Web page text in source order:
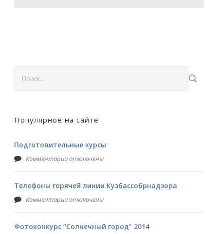
Популярное на сайте
Подготовительные курсы
Комментарии отключены
Телефоны горячей линии Кузбассобрнадзора
Комментарии отключены
Фотоконкурс “Солнечный город” 2014